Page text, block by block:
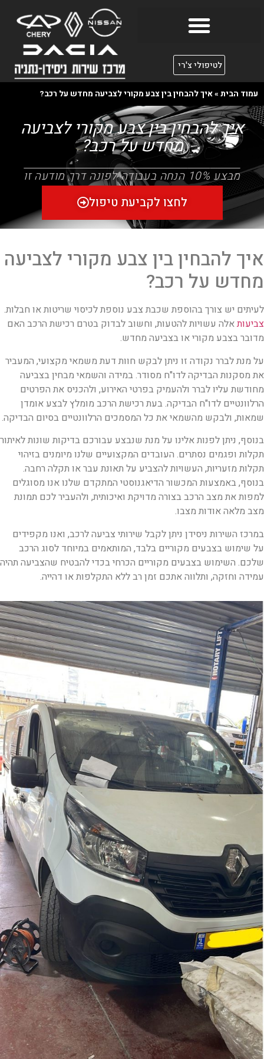
לטיפולי צ'רי
עמוד הבית »איך להבחין בין צבע מקורי לצביעה מחדש על רכב?
איך להבחין בין צבע מקורי לצביעה
מחדש על רכב?
מבצע 10% הנחה בעבודה לפונה דרך מודעה זו
לחצו לקביעת טיפול
איך להבחין בין צבע מקורי לצביעה
מחדש על רכב?
לעיתים יש צורך בהוספת שכבת צבע נוספת לכיסוי שריטות או חבלות.
צביעותאלה עשויות להטעות, וחשוב לבדוק בטרם רכישת הרכב האם
מדובר בצבע מקורי או בצביעה מחדש.
על מנת לברר נקודה זו ניתן לבקש חוות דעת משמאי מקצועי, המעביר
את מסקנות הבדיקה לדו"ח מסודר. במידה והשמאי מבחין בצביעה
מחודשת עליו לברר ולהעמיק בפרטי האירוע, ולהכניס את הפרטים
הרלוונטיים לדו"ח הבדיקה. בעת רכישת הרכב מומלץ לבצע אומדן
שמאות, ולבקש מהשמאי את כל המסמכים הרלוונטיים בסיום הבדיקה.
בנוסף, ניתן לפנות אלינו על מנת שנבצע עבורכם בדיקות שונות לאיתור
תקלות ופגמים נסתרים. העובדים המקצועיים שלנו מיומנים בזיהוי
תקלות מזעריות, העשויות להצביע על תאונת עבר או תקלה רחבה.
בנוסף, באמצעות המכשור הדיאגנוסטי המתקדם שלנו אנו מסוגלים
למפות את מצב הרכב בצורה מדויקת ואיכותית, ולהעביר לכם תמונת
מצב מלאה אודות מצבו.
במרכז השירות ניסידן ניתן לקבל שירותי צביעה לרכב, ואנו מקפידים
על שימוש בצבעים מקוריים בלבד, המותאמים במיוחד לסוג הרכב
שלכם. השימוש בצבעים מקוריים הכרחי בכדי להבטיח שהצביעה תהיה
עמידה וחזקה, ותלווה אתכם זמן רב ללא התקלפות או דהייה.